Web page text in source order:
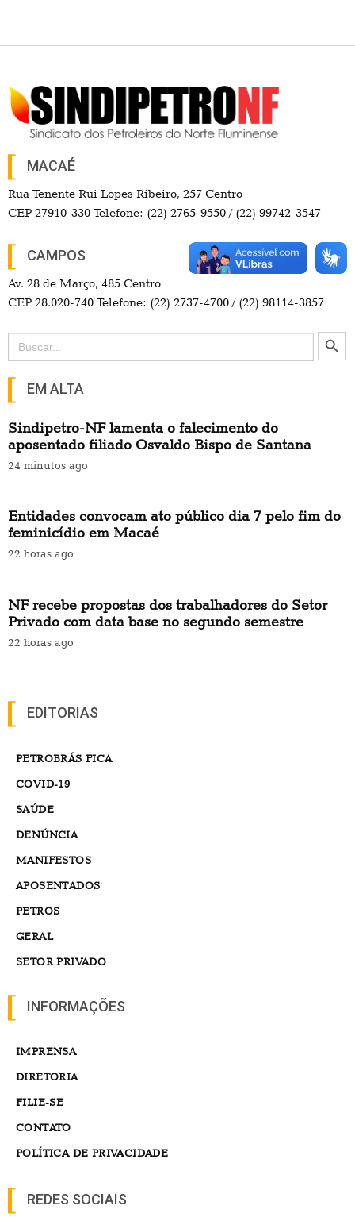
MACAÉ
Rua Tenente Rui Lopes Ribeiro, 257 Centro
CEP 27910-330 Telefone: (22) 2765-9550 / (22) 99742-3547
CAMPOS
Av. 28 de Março, 485 Centro
CEP 28.020-740 Telefone: (22) 2737-4700 / (22) 98114-3857
Search
for:
Search Button
EM ALTA
Sindipetro-NF lamenta o falecimento do
aposentado filiado Osvaldo Bispo de Santana
24 minutos ago
Entidades convocam ato público dia 7 pelo fim do
feminicídio em Macaé
22 horas ago
NF recebe propostas dos trabalhadores do Setor
Privado com data base no segundo semestre
22 horas ago
EDITORIAS
PETROBRÁS FICA
COVID-19
SAÚDE
DENÚNCIA
MANIFESTOS
APOSENTADOS
PETROS
GERAL
SETOR PRIVADO
INFORMAÇÕES
IMPRENSA
DIRETORIA
FILIE-SE
CONTATO
POLÍTICA DE PRIVACIDADE
REDES SOCIAIS